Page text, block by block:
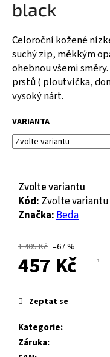
black
Celoroční kožené
suchý zip, měkkým
ohebnou všemi
prstů ( ploutvička,
vysoký nárt.
VARIANTA
Zvolte variantu
Kód: Zvolte variantu
Značka:Beda
1 405 Kč –67 %
457 Kč
Měrná
cena:
Kategorie:
Záruka:
Zeptat se
a
í
t
?
D
o
p
o
u
m